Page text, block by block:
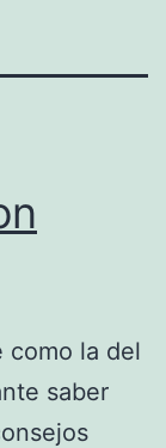
como la del
saber